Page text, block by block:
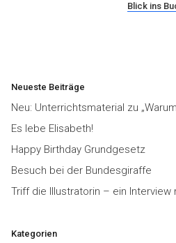
Blick ins
Neueste Beiträge
Neu: Unterrichtsmaterial zu
Es lebe Elisabeth!
Happy Birthday Grundgesetz
Besuch bei der Bundesgiraffe
Triff die Illustratorin – ein Interview
Kategorien